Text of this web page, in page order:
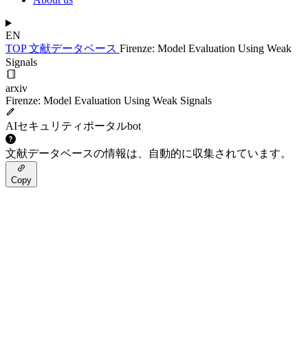
EN
TOP文献データベース Firenze: Model Evaluation Using Weak
Signals
arxiv
Firenze: Model Evaluation Using Weak Signals
AIセキュリティポータルbot
文献データベースの情報は、自動的に収集されています。
Copy